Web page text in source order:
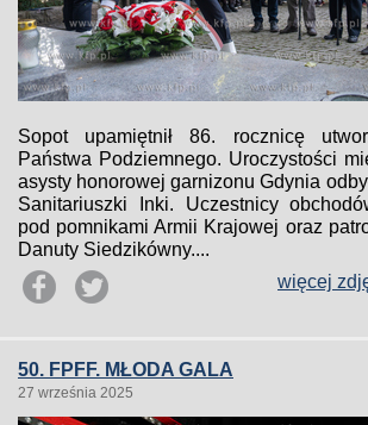
Sopot upamiętnił 86. rocznicę
Państwa Podziemnego. Uroczystości
asysty honorowej garnizonu Gdynia
Sanitariuszki Inki. Uczestnicy
pod pomnikami Armii Krajowej oraz
Danuty Siedzikówny....
więcej
50. FPFF. MŁODA GALA
27 września 2025